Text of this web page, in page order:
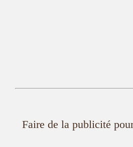
Faire de la publicité